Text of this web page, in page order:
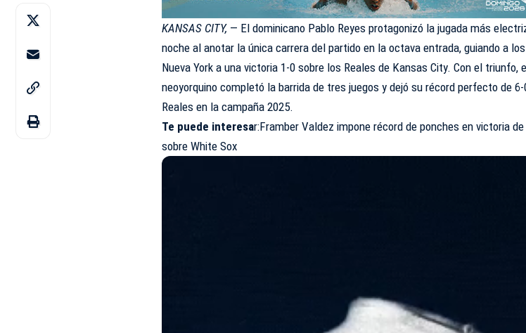
KANSAS CITY, — El dominicano Pablo Reyes protagonizó la jugada más
noche al anotar la única carrera del partido en la octava entrada, guiando a
Nueva York a una victoria 1-0 sobre los Reales de Kansas City. Con el triunfo,
neoyorquino completó la barrida de tres juegos y dejó su récord perfecto de
Reales en la campaña 2025.
Te puede interesar:Framber Valdez impone récord de ponches en victoria
sobre White Sox